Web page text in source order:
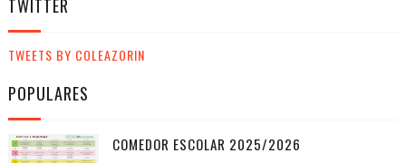
TWITTER
TWEETS BY COLEAZORIN
POPULARES
COMEDOR ESCOLAR 2025/2026